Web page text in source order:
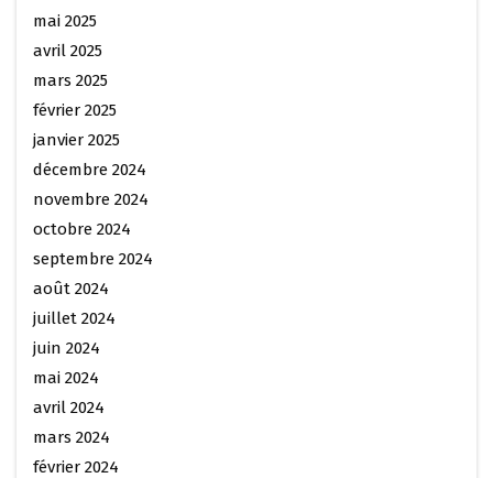
mai 2025
avril 2025
mars 2025
février 2025
janvier 2025
décembre 2024
novembre 2024
octobre 2024
septembre 2024
août 2024
juillet 2024
juin 2024
mai 2024
avril 2024
mars 2024
février 2024